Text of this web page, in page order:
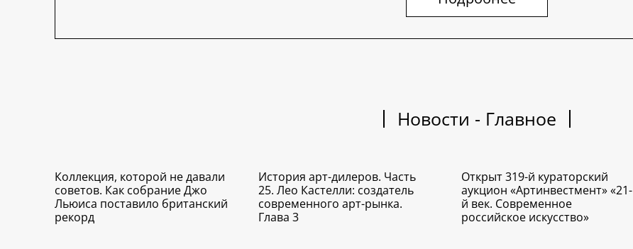
Новости - Главное
Коллекция, которой не давали
советов. Как собрание Джо
Льюиса поставило британский
рекорд
История арт-дилеров. Часть
25. Лео Кастелли: создатель
современного арт-рынка.
Глава 3
Открыт 319-й кураторский
аукцион «Артинвестмент» «21-
й век. Современное
российское искусство»